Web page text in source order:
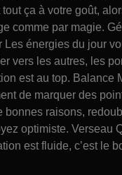
ça à votre goût,
comme par magie.
énergies du jour
vers les autres, les
est au top. Balance
de marquer des
bonnes raisons,
optimiste. Verseau
est fluide, c’est le